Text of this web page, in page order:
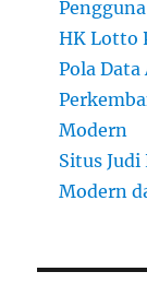
HK Lotto
Pola
Modern
Situs
Modern